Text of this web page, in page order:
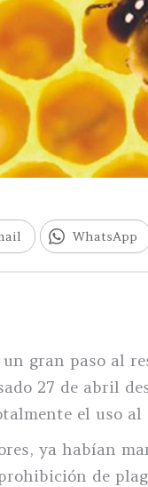
WhatsApp
gran paso al
27 de abril
el uso
ya habían
de